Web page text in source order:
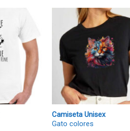
Camiseta Unisex
Gato colores